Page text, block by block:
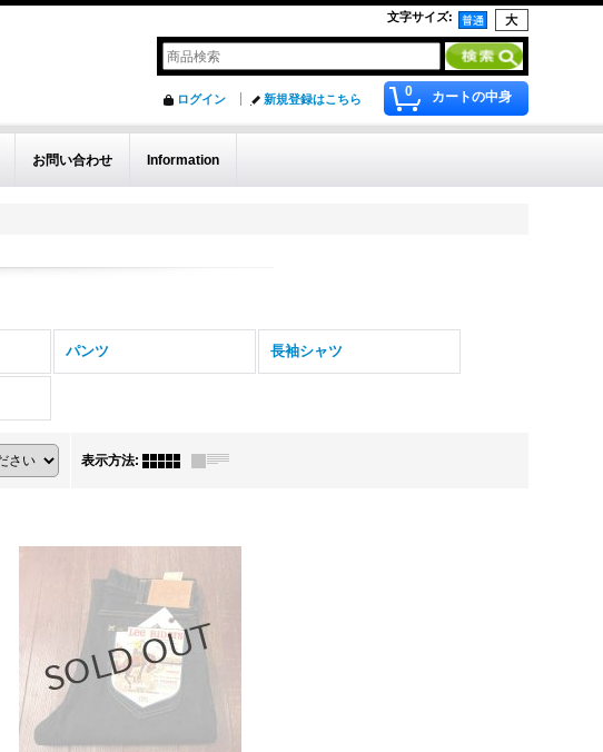
文字サイズ:
0 カートの中身
ログイン 新規登録はこちら
お問い合わせ Information
パンツ 長袖シャツ
表示方法: